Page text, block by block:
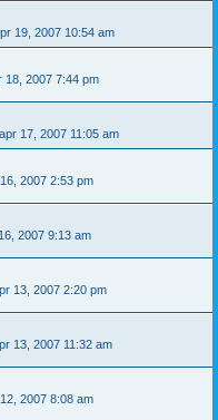
19, 2007 10:54 am
18, 2007 7:44 pm
17, 2007 11:05 am
2007 2:53 pm
2007 9:13 am
13, 2007 2:20 pm
13, 2007 11:32 am
2007 8:08 am